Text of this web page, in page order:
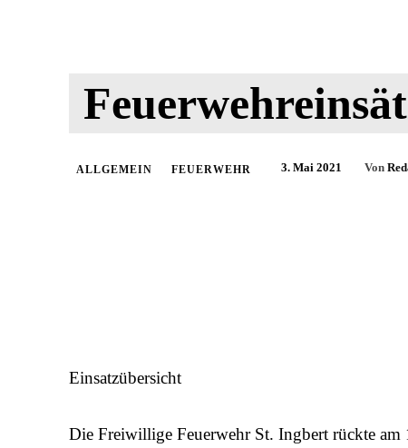
ALLGEMEIN FEUERWEHR 3. Mai 2021 Von
Einsatzübersicht
Die Freiwillige Feuerwehr St. Ingbert rückte am